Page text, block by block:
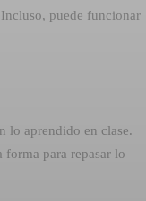
puede funcionar
lo aprendido en clase.
forma para repasar lo